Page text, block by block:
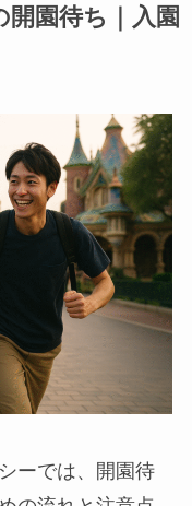
園待ち｜入園
ーでは、開園待